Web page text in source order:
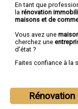
En tant que
la rénovation
maisons et de
Vous avez une
cherchez une
d'état ?
Faites confiance à la